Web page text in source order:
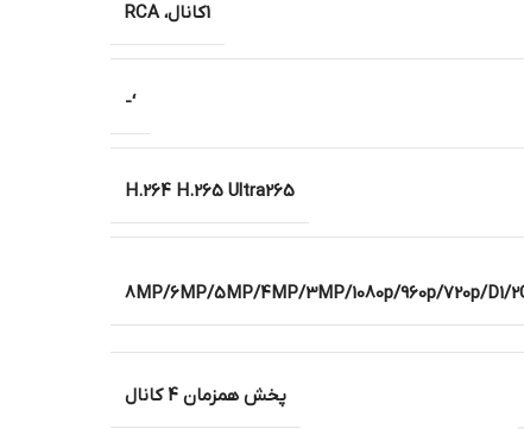
1کانال، RCA
‘-
H.264 H.265 Ultra265
8MP/6MP/5MP/4MP/3MP/1080p/960p/720p/D1/
پخش همزمان 4 کانال